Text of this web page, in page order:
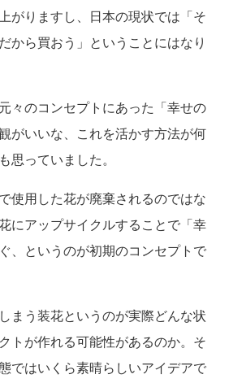
がりますし、日本の現状では「そ
から買おう」ということにはなり
々のコンセプトにあった「幸せの
がいいな、これを活かす方法が何
思っていました。
使用した花が廃棄されるのではな
にアップサイクルすることで「幸
、というのが初期のコンセプトで
まう装花というのが実際どんな状
トが作れる可能性があるのか。そ
ではいくら素晴らしいアイデアで